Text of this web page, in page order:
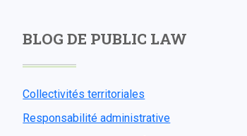
BLOG DE PUBLIC LAW
Collectivités territoriales
Responsabilité administrative